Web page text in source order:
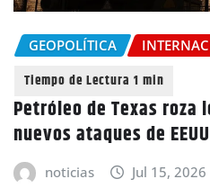
GEOPOLÍTICA
Petróleo de Texas roza
nuevos ataques de
noticias Jul 15, 2026